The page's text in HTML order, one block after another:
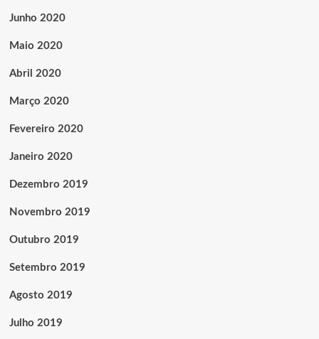
Junho 2020
Maio 2020
Abril 2020
Março 2020
Fevereiro 2020
Janeiro 2020
Dezembro 2019
Novembro 2019
Outubro 2019
Setembro 2019
Agosto 2019
Julho 2019